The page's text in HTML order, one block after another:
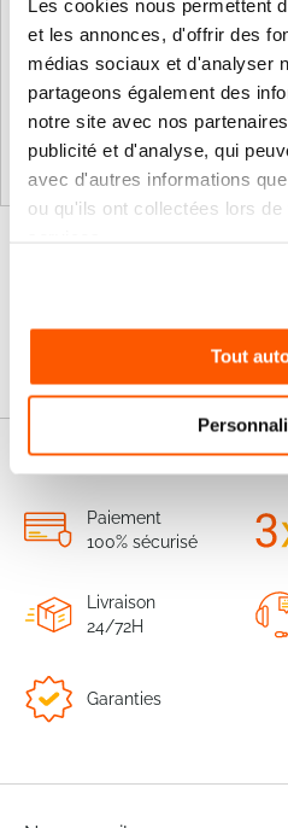
Les cookies nous permettent
et les annonces, d'offrir des
médias sociaux et d'analyser
partageons également des
notre site avec nos
publicité et d'analyse, qui
avec d'autres informations
ou qu'ils ont collectées lors
Tout
Spécial
44,06 €
36,72 €
67,44 €
Ajouter au panier
Paiement
100% sécurisé
Livraison
24/72H
Garanties